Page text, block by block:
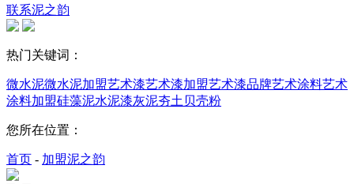
联系泥之韵
热门关键词：
微水泥微水泥加盟艺术漆艺术漆加盟艺术漆品牌艺术涂料艺术
涂料加盟硅藻泥水泥漆灰泥夯土 贝壳粉
您所在位置：
首页 - 加盟泥之韵